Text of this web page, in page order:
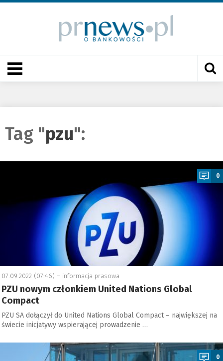
Tag "pzu":
0
07.09.2022 (07:46) – informacja prasowa
PZU nowym członkiem United Nations Global
Compact
PZU SA dołączył do United Nations Global Compact – największej na
świecie inicjatywy wspierającej prowadzenie …
0